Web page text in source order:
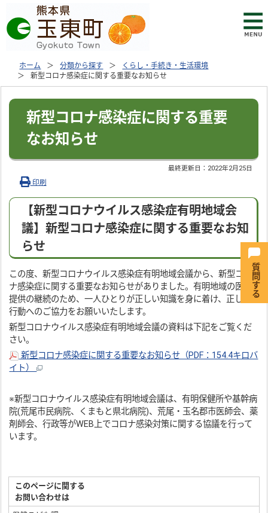
ホーム 分類から探す
くらし・手続き・生活環境
新型コロナ感染症に関する重要なお知らせ
新型コロナ感染症に関する重要
なお知らせ
最終更新日： 2022年2月25日
印刷
【新型コロナウイルス感染症有明地域会
議】新型コロナ感染症に関する重要なお知
らせ
この度、新型コロナウイルス感染症有明地域会議から、新型コロ
ナ感染症に関する重要なお知らせがありました。有明地域の医療
提供の継続のため、一人ひとりが正しい知識を身に着け、正しい
行動へのご協力をお願いいたします。
新型コロナウイルス感染症有明地域会議の資料は下記をご覧くだ
さい。
新型コロナ感染症に関する重要なお知らせ（PDF：154.4キロバ
イト）
※新型コロナウイルス感染症有明地域会議は、有明保健所や基幹病
院(荒尾市民病院、くまもと県北病院)、荒尾・玉名郡市医師会、薬
剤師会、行政等がWEB上でコロナ感染対策に関する協議を行って
います。
このページに関する
お問い合わせは